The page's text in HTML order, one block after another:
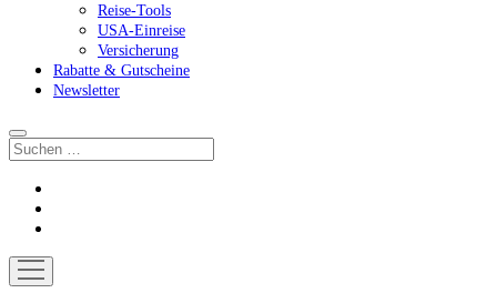
Reise-Tools
USA-Einreise
Versicherung
Rabatte & Gutscheine
Newsletter
Suchen
Menü
öffnen